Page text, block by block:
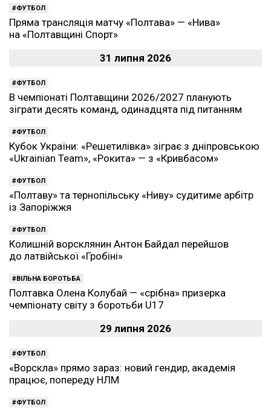
ФУТБОЛ
Пряма трансляція матчу «Полтава» — «Нива»
на «Полтавщині Спорт»
31 липня 2026
ФУТБОЛ
В чемпіонаті Полтавщини 2026/2027 планують
зіграти десять команд, одинадцята під питанням
ФУТБОЛ
Кубок України: «Решетилівка» зіграє з дніпровською
«Ukrainian Team», «Рокита» — з «Кривбасом»
ФУТБОЛ
«Полтаву» та тернопільську «Ниву» судитиме арбітр
із Запоріжжя
ФУТБОЛ
Колишній ворсклянин Антон Байдал перейшов
до латвійської «Гробіні»
ВІЛЬНА БОРОТЬБА
Полтавка Олена Колубай — «срібна» призерка
чемпіонату світу з боротьби U17
29 липня 2026
ФУТБОЛ
«Ворскла» прямо зараз: новий гендир, академія
працює, попереду НЛМ
ФУТБОЛ